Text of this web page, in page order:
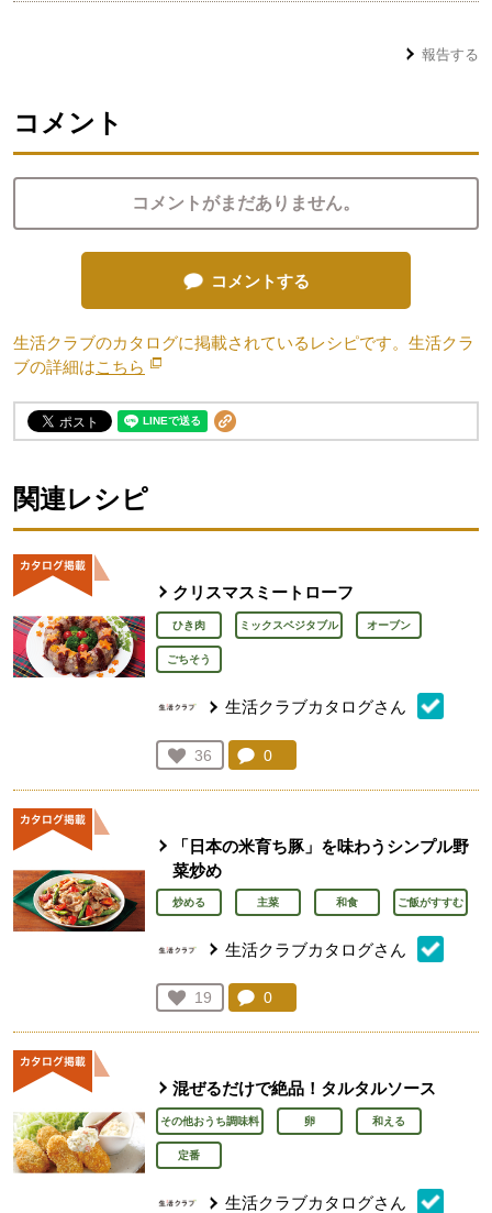
報告する
コメント
コメントがまだありません。
コメントする
生活クラブのカタログに掲載されているレシピです。生活クラ
ブの詳細はこちら 別のウィンドウで開きます。
関連レシピ
クリスマスミートローフ
ひき肉 ミックスベジタブル オーブン
ごちそう
生活クラブカタログさん
お気に入り登録：
36
人が登録
コメント：
0
「日本の米育ち豚」を味わうシンプル野
菜炒め
炒める 主菜 和食 ご飯がすすむ
生活クラブカタログさん
お気に入り登録：
19
人が登録
コメント：
0
混ぜるだけで絶品！タルタルソース
その他おうち調味料 卵 和える
定番
生活クラブカタログさん